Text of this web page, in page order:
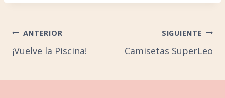
la
Navegación
ANTERIOR
¡Vuelve la Piscina!
SIGUIENTE
Camisetas SuperLeo